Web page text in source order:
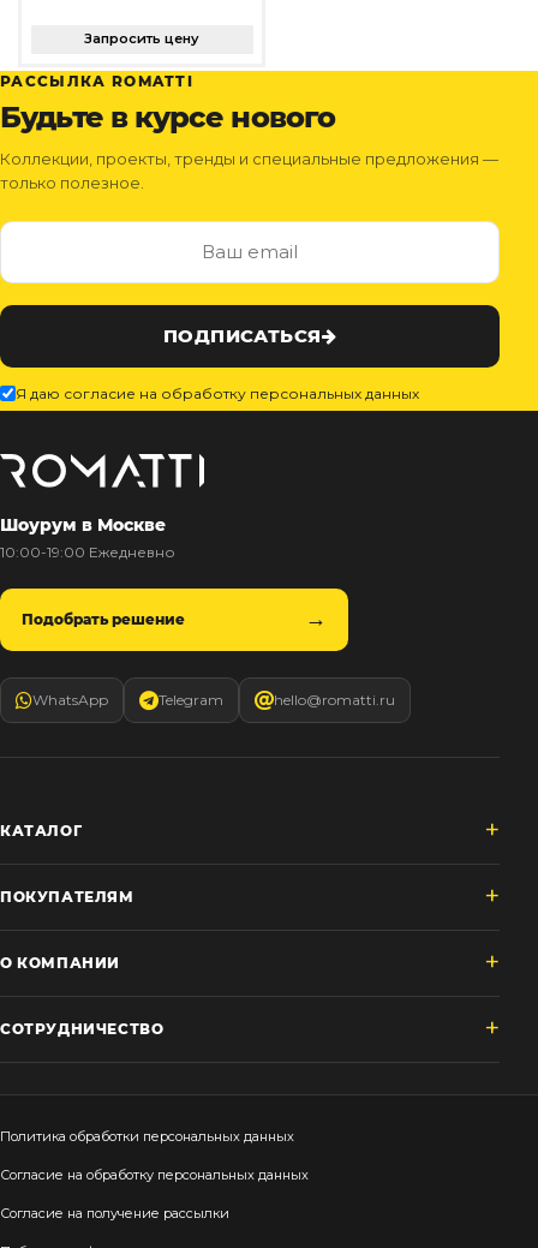
Запросить цену
РАССЫЛКА ROMATTI
Будьте в курсе нового
Коллекции, проекты, тренды и специальные предложения —
только полезное.
ПОДПИСАТЬСЯ
Я даю согласие на обработку персональных данных
Шоурум в Москве
10:00-19:00 Ежедневно
Подобрать решение
WhatsApp Telegram hello@romatti.ru
КАТАЛОГ
ПОКУПАТЕЛЯМ
О КОМПАНИИ
СОТРУДНИЧЕСТВО
Политика обработки персональных данных
Согласие на обработку персональных данных
Согласие на получение рассылки